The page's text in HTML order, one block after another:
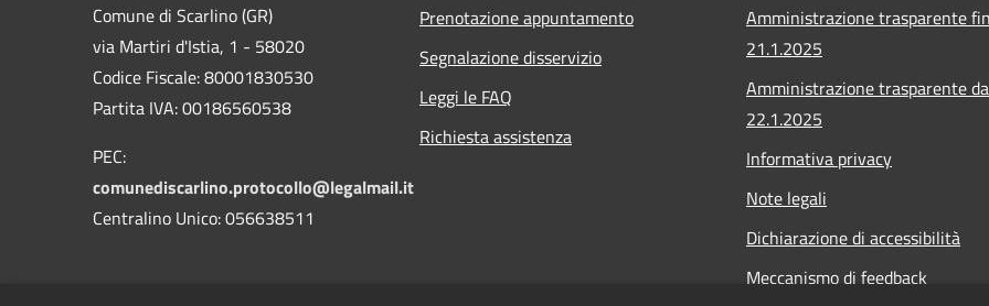
Comune di Scarlino (GR)
via Martiri d'Istia, 1 - 58020
Codice Fiscale: 80001830530
Partita IVA: 00186560538
PEC:
comunediscarlino.protocollo@legalmail.it
Centralino Unico: 056638511
Prenotazione appuntamento
Segnalazione disservizio
Leggi le FAQ
Richiesta assistenza
Amministrazione trasparente
21.1.2025
Amministrazione trasparente
22.1.2025
Informativa privacy
Note legali
Dichiarazione di accessibilità
Meccanismo di feedback